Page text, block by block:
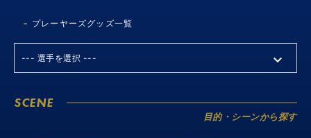
プレーヤーズグッズ一覧
SCENE
目的・シーンから探す